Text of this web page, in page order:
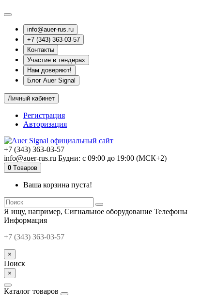
info@auer-rus.ru
+7 (343) 363-03-57
Контакты
Участие в тендерах
Нам доверяют!
Блог Auer Signal
Личный кабинет
Регистрация
Авторизация
+7 (343) 363-03-57
info@auer-rus.ru Будни: с 09:00 до 19:00 (МСК+2)
0 Tоваров
Ваша корзина пуста!
Я ищу, например, Сигнальное оборудование Телефоны
Информация
+7 (343) 363-03-57
×
Поиск
×
Каталог товаров